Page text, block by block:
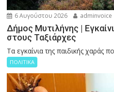
6 Αυγούστου 2026 adminvoice
Δήμος Μυτιλήνης |
στους Ταξιάρχες
Tα εγκαίνια της παιδικής χαράς
ΠΟΛΙΤΙΚΑ